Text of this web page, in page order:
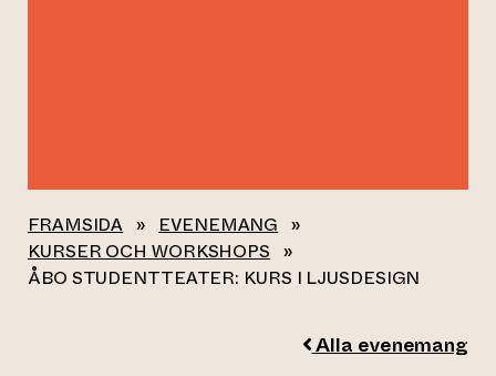
FRAMSIDA » EVENEMANG »
KURSER OCH WORKSHOPS »
ÅBO STUDENTTEATER: KURS I LJUSDESIGN
Alla evenemang